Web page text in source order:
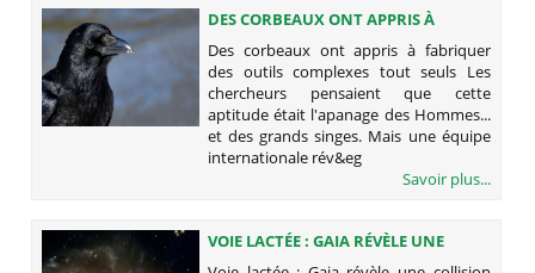
DES CORBEAUX ONT APPRIS À
FABRIQUER DES OUTILS COMPLEXES
TOUT SEULS
Des corbeaux ont appris à fabriquer
des outils complexes tout seuls Les
chercheurs pensaient que cette
aptitude était l'apanage des Hommes...
et des grands singes. Mais une équipe
internationale rév&eg
Savoir plus...
VOIE LACTÉE : GAIA RÉVÈLE UNE
COLLISION GÉANTE AVEC UNE AUTRE